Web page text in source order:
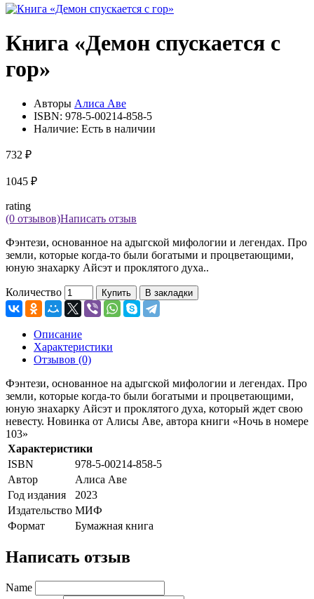
Книга «Демон спускается с
гор»
Авторы Алиса Аве
ISBN: 978-5-00214-858-5
Наличие: Есть в наличии
732 ₽
1045 ₽
rating
(0 отзывов)Написать отзыв
Фэнтези, основанное на адыгской мифологии и легендах. Про
земли, которые когда-то были богатыми и процветающими,
юную знахарку Айсэт и проклятого духа..
Количество Купить В закладки
Описание
Характеристики
Отзывов (0)
Фэнтези, основанное на адыгской мифологии и легендах. Про
земли, которые когда-то были богатыми и процветающими,
юную знахарку Айсэт и проклятого духа, который ждет свою
невесту. Новинка от Алисы Аве, автора книги «Ночь в номере
103»
Характеристики
ISBN
978-5-00214-858-5
Автор
Алиса Аве
Год издания
2023
Издательство МИФ
Формат
Бумажная книга
Написать отзыв
Name